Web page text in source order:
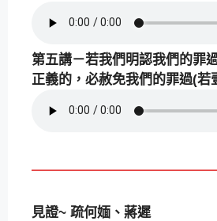
第五講－若我們明認我們的罪
正義的，必赦免我們的罪過(若
見證~ 疏何媔、蔣遲